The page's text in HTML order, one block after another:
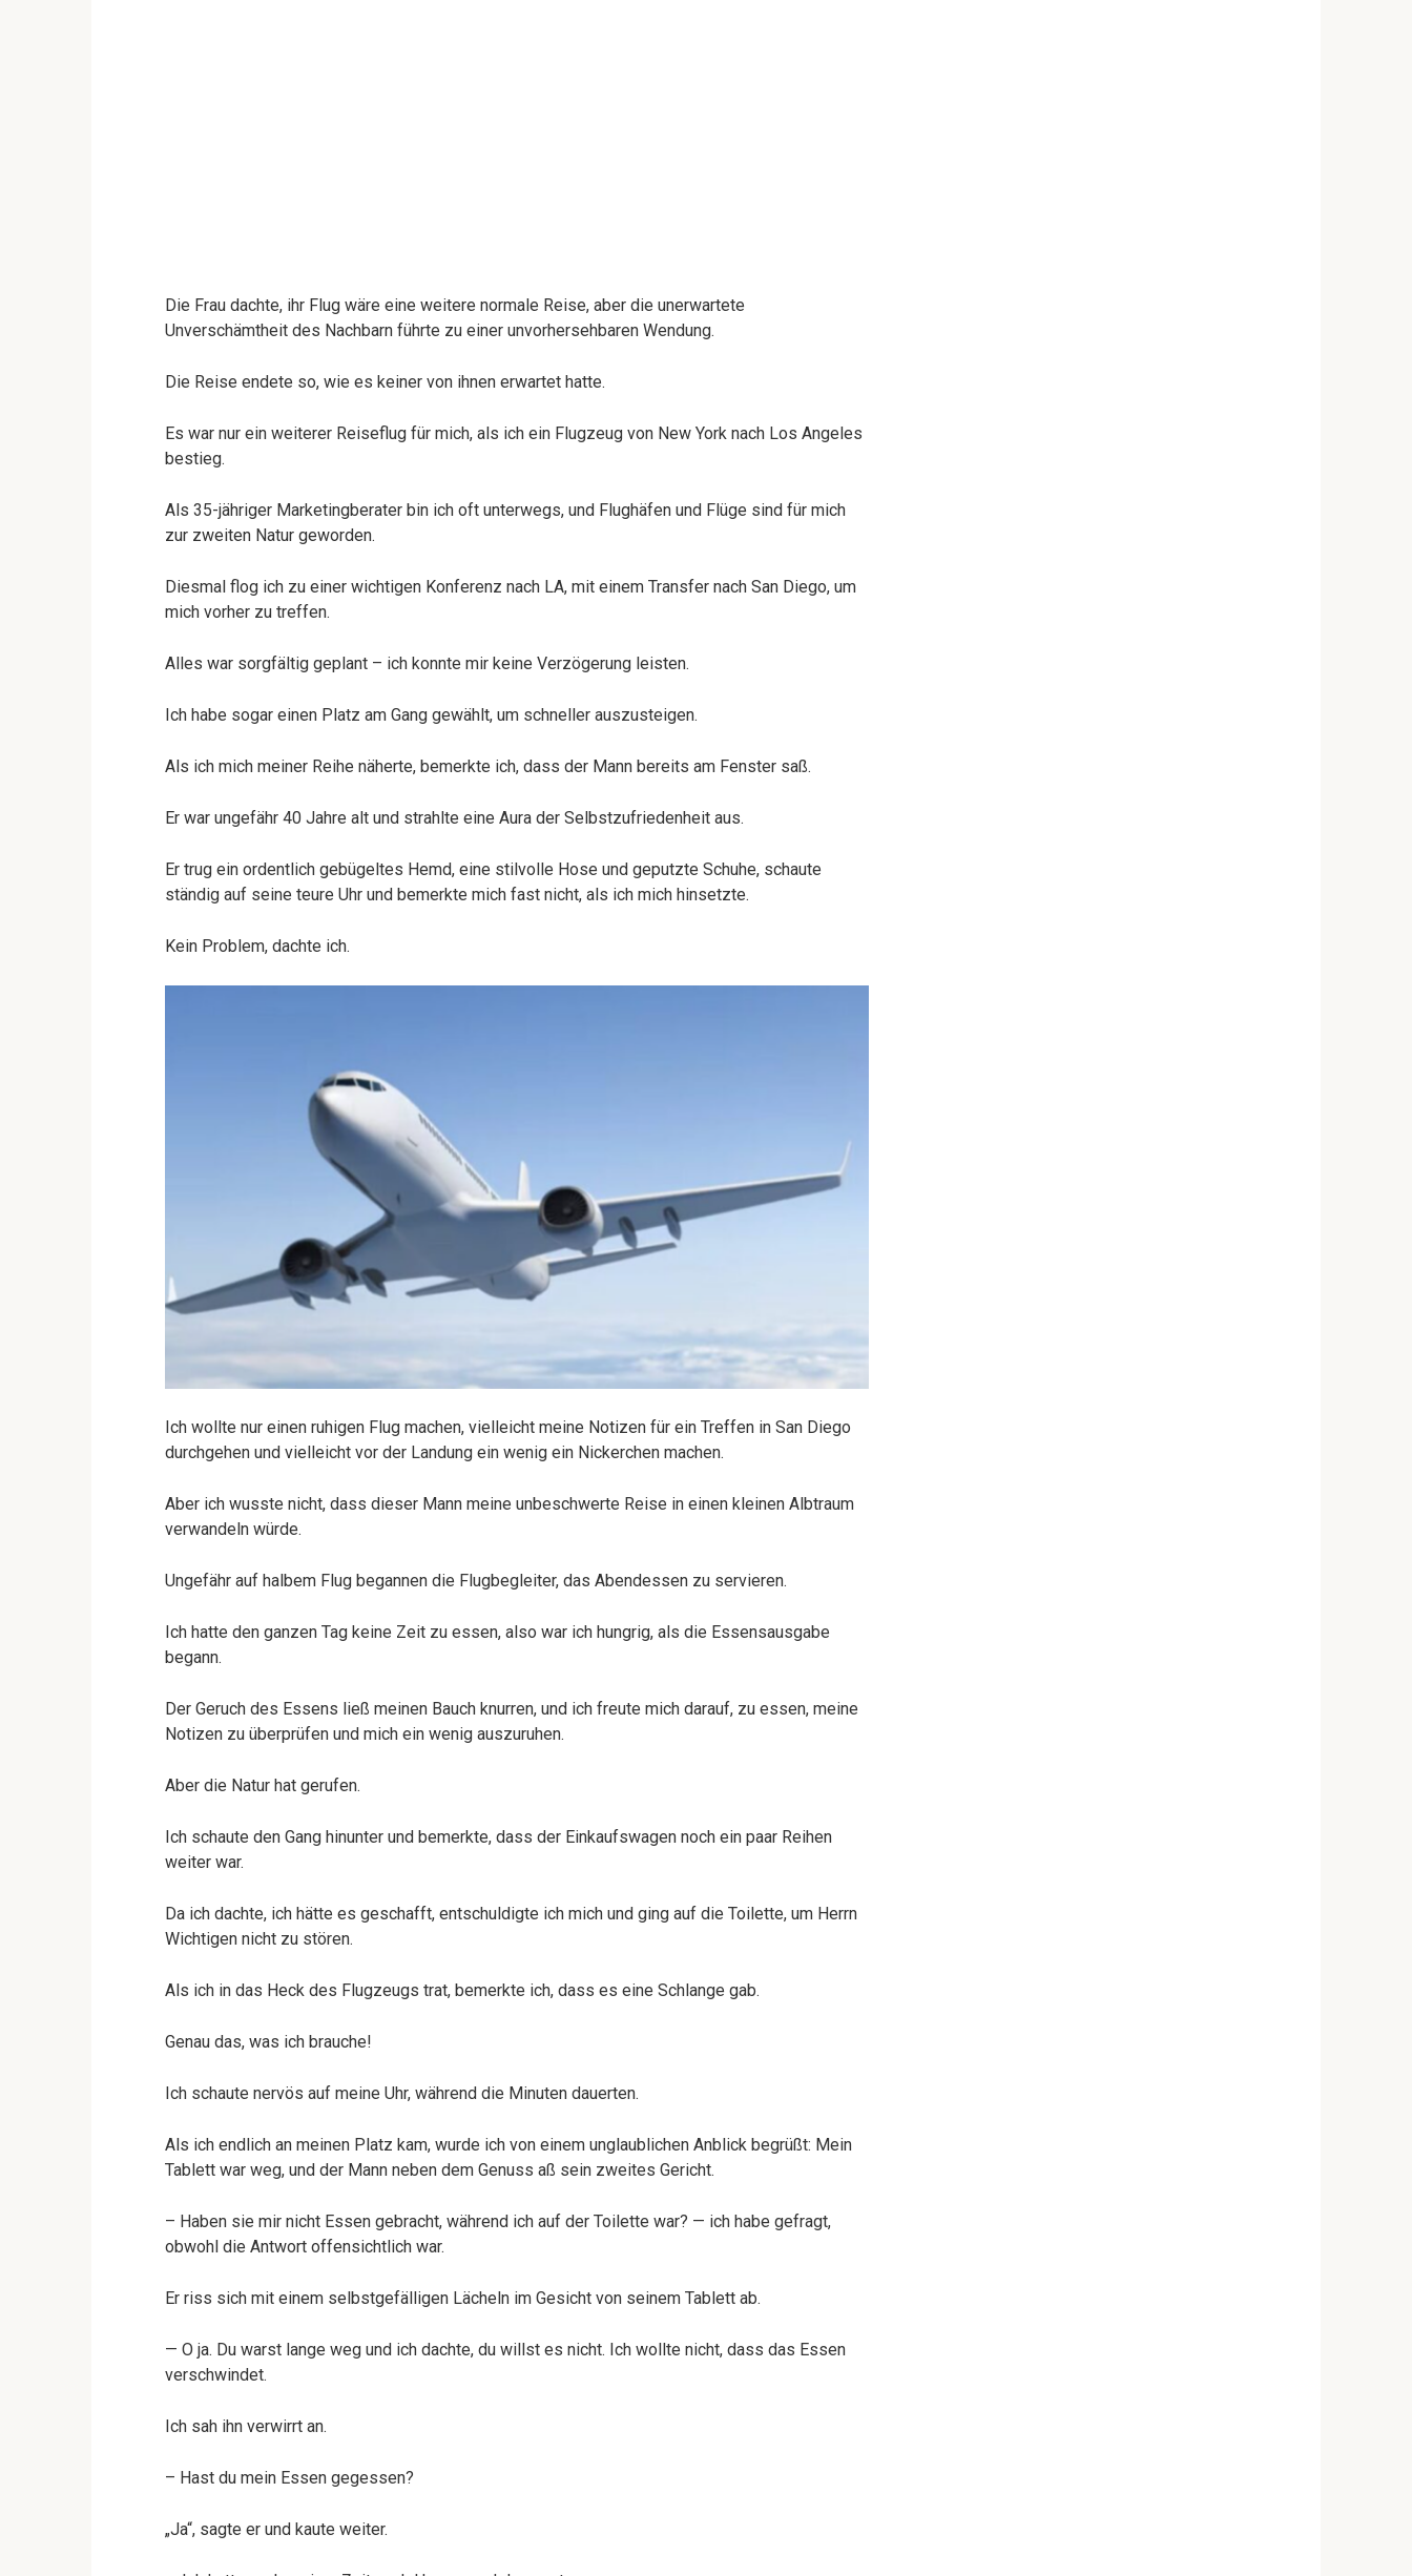
Die Frau dachte, ihr Flug wäre eine weitere normale Reise, aber die unerwartete
Unverschämtheit des Nachbarn führte zu einer unvorhersehbaren Wendung.
Die Reise endete so, wie es keiner von ihnen erwartet hatte.
Es war nur ein weiterer Reiseflug für mich, als ich ein Flugzeug von New York nach Los Angeles
bestieg.
Als 35-jähriger Marketingberater bin ich oft unterwegs, und Flughäfen und Flüge sind für mich
zur zweiten Natur geworden.
Diesmal flog ich zu einer wichtigen Konferenz nach LA, mit einem Transfer nach San Diego, um
mich vorher zu treffen.
Alles war sorgfältig geplant – ich konnte mir keine Verzögerung leisten.
Ich habe sogar einen Platz am Gang gewählt, um schneller auszusteigen.
Als ich mich meiner Reihe näherte, bemerkte ich, dass der Mann bereits am Fenster saß.
Er war ungefähr 40 Jahre alt und strahlte eine Aura der Selbstzufriedenheit aus.
Er trug ein ordentlich gebügeltes Hemd, eine stilvolle Hose und geputzte Schuhe, schaute
ständig auf seine teure Uhr und bemerkte mich fast nicht, als ich mich hinsetzte.
Kein Problem, dachte ich.
Ich wollte nur einen ruhigen Flug machen, vielleicht meine Notizen für ein Treffen in San Diego
durchgehen und vielleicht vor der Landung ein wenig ein Nickerchen machen.
Aber ich wusste nicht, dass dieser Mann meine unbeschwerte Reise in einen kleinen Albtraum
verwandeln würde.
Ungefähr auf halbem Flug begannen die Flugbegleiter, das Abendessen zu servieren.
Ich hatte den ganzen Tag keine Zeit zu essen, also war ich hungrig, als die Essensausgabe
begann.
Der Geruch des Essens ließ meinen Bauch knurren, und ich freute mich darauf, zu essen, meine
Notizen zu überprüfen und mich ein wenig auszuruhen.
Aber die Natur hat gerufen.
Ich schaute den Gang hinunter und bemerkte, dass der Einkaufswagen noch ein paar Reihen
weiter war.
Da ich dachte, ich hätte es geschafft, entschuldigte ich mich und ging auf die Toilette, um Herrn
Wichtigen nicht zu stören.
Als ich in das Heck des Flugzeugs trat, bemerkte ich, dass es eine Schlange gab.
Genau das, was ich brauche!
Ich schaute nervös auf meine Uhr, während die Minuten dauerten.
Als ich endlich an meinen Platz kam, wurde ich von einem unglaublichen Anblick begrüßt: Mein
Tablett war weg, und der Mann neben dem Genuss aß sein zweites Gericht.
– Haben sie mir nicht Essen gebracht, während ich auf der Toilette war? — ich habe gefragt,
obwohl die Antwort offensichtlich war.
Er riss sich mit einem selbstgefälligen Lächeln im Gesicht von seinem Tablett ab.
— O ja. Du warst lange weg und ich dachte, du willst es nicht. Ich wollte nicht, dass das Essen
verschwindet.
Ich sah ihn verwirrt an.
– Hast du mein Essen gegessen?
„Ja“, sagte er und kaute weiter.